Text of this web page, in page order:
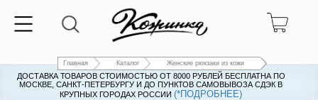
Главная Каталог Женские рюкзаки из кожи
ДОСТАВКА ТОВАРОВ СТОИМОСТЬЮ ОТ 8000 РУБЛЕЙ БЕСПЛАТНА ПО
МОСКВЕ, САНКТ-ПЕТЕРБУРГУ И ДО ПУНКТОВ САМОВЫВОЗА СДЭК В
КРУПНЫХ ГОРОДАХ РОССИИ(*ПОДРОБНЕЕ)
ДОСТАВКА ТОВАРОВ СТОИМОСТЬЮ ОТ 8000 РУБЛЕЙ БЕСПЛАТНА ПО
МОСКВЕ, САНКТ-ПЕТЕРБУРГУ И ДО ПУНКТОВ САМОВЫВОЗА СДЭК В
КРУПНЫХ ГОРОДАХ РОССИИ(*ПОДРОБНЕЕ)